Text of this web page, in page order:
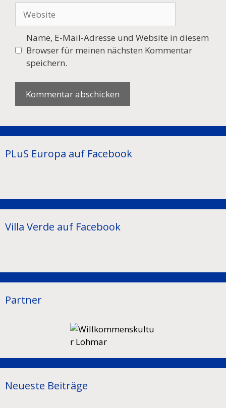
Name, E-Mail-Adresse und Website in diesem
Browser für meinen nächsten Kommentar
speichern.
PLuS Europa auf Facebook
Villa Verde auf Facebook
Partner
Neueste Beiträge